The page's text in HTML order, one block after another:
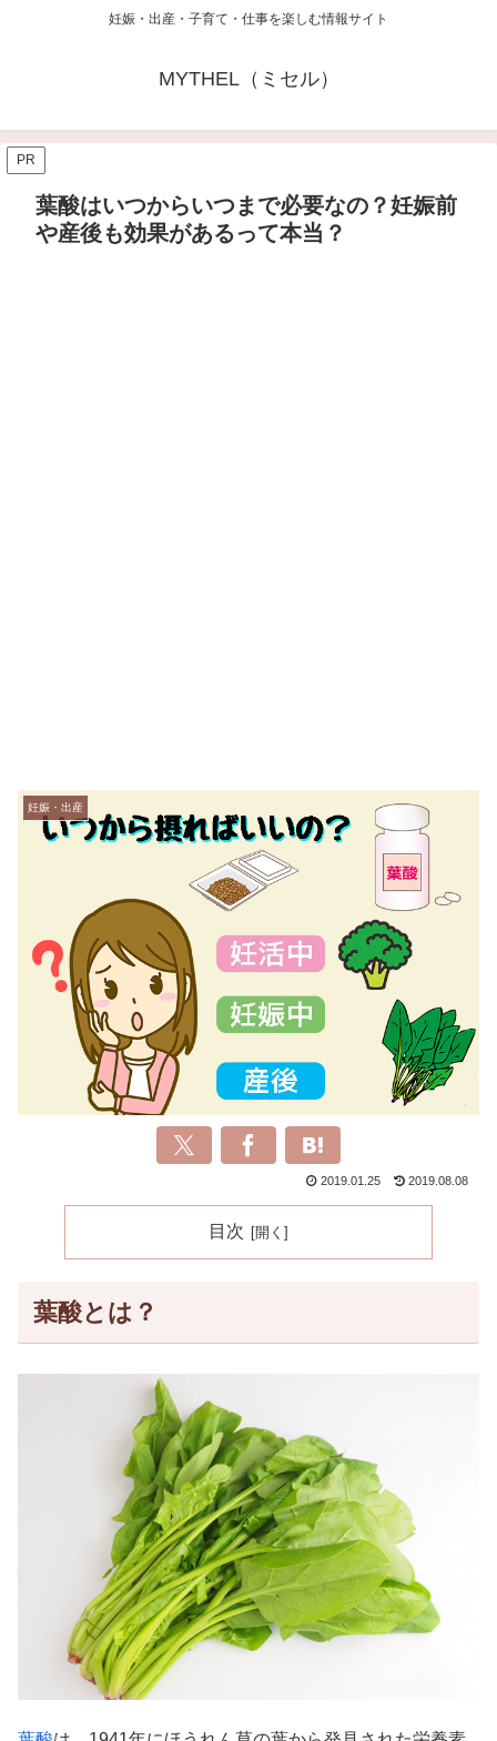
妊娠・出産・子育て・仕事を楽しむ情報サイト
MYTHEL（ミセル）
PR
葉酸はいつからいつまで必要なの？妊娠前
や産後も効果があるって本当？
妊娠・出産
2019.01.25 2019.08.08
目次
葉酸とは？